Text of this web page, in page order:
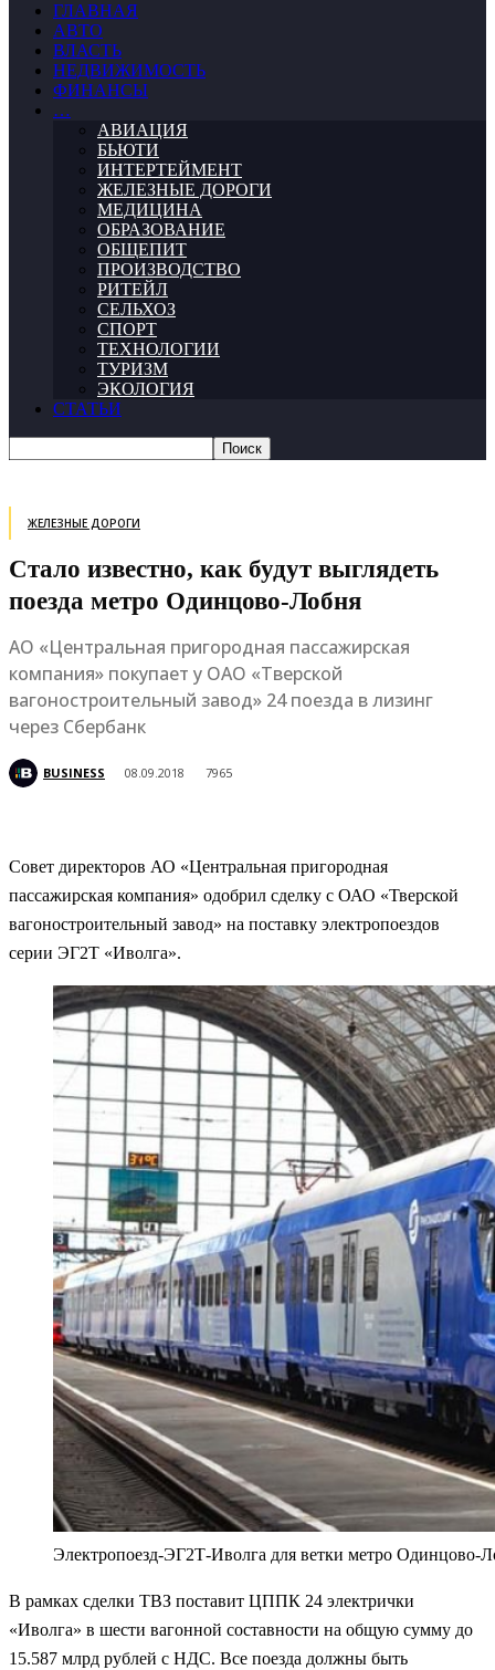
ГЛАВНАЯ
АВТО
ВЛАСТЬ
НЕДВИЖИМОСТЬ
ФИНАНСЫ
…
АВИАЦИЯ
БЬЮТИ
ИНТЕРТЕЙМЕНТ
ЖЕЛЕЗНЫЕ ДОРОГИ
МЕДИЦИНА
ОБРАЗОВАНИЕ
ОБЩЕПИТ
ПРОИЗВОДСТВО
РИТЕЙЛ
СЕЛЬХОЗ
СПОРТ
ТЕХНОЛОГИИ
ТУРИЗМ
ЭКОЛОГИЯ
СТАТЬИ
ЖЕЛЕЗНЫЕ ДОРОГИ
Стало известно, как будут выглядеть
поезда метро Одинцово-Лобня
АО «Центральная пригородная пассажирская
компания» покупает у ОАО «Тверской
вагоностроительный завод» 24 поезда в лизинг
через Сбербанк
BUSINESS 08.09.2018 7965
Совет директоров АО «Центральная пригородная
пассажирская компания» одобрил сделку с ОАО «Тверской
вагоностроительный завод» на поставку электропоездов
серии ЭГ2Т «Иволга».
Электропоезд-ЭГ2Т-Иволга для ветки метро Одинцово-
В рамках сделки ТВЗ поставит ЦППК 24 электрички
«Иволга» в шести вагонной составности на общую сумму до
15.587 млрд рублей с НДС. Все поезда должны быть